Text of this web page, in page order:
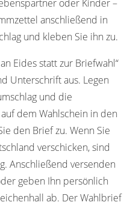
oder Kinder –
anschließend in
und kleben Sie ihn zu.
Eides statt zur Briefwahl“
Unterschrift aus. Legen
und die
dem Wahlschein in den
den Brief zu. Wenn Sie
verschicken, sind
Anschließend versenden
geben Ihn persönlich
ab. Der Wahlbrief